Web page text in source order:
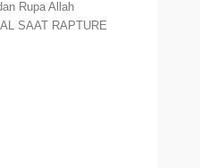
Rupa Allah
SAAT RAPTURE